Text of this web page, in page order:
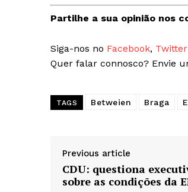
Partilhe a sua opinião nos
Siga-nos no Facebook, Twitter
Quer falar connosco? Envie
TAGS Betweien Braga
Previous article
CDU: questiona
sobre as condições da